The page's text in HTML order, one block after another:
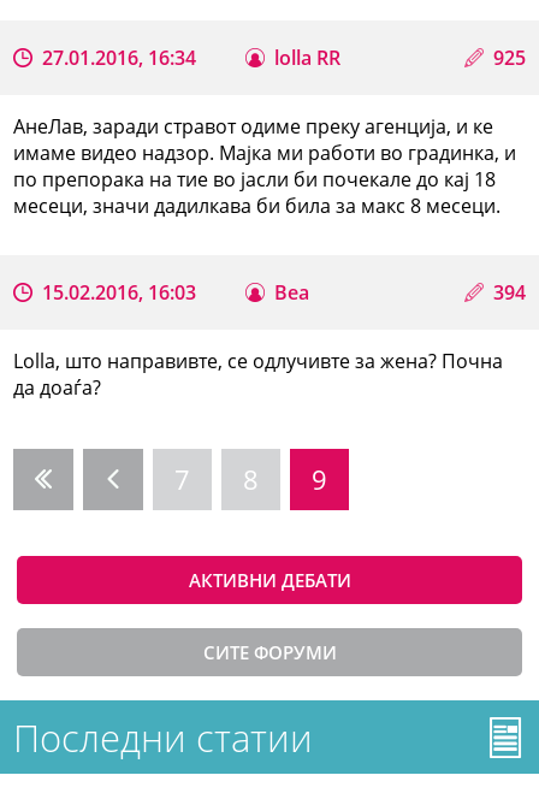
27.01.2016, 16:34 lolla RR 925
АнеЛав, заради стравот одиме преку агенција, и ке
имаме видео надзор. Мајка ми работи во градинка, и
по препорака на тие во јасли би почекале до кај 18
месеци, значи дадилкава би била за макс 8 месеци.
15.02.2016, 16:03 Bea 394
Lolla, што направивте, се одлучивте за жена? Почна
да доаѓа?
7 8 9
АКТИВНИ ДЕБАТИ
СИТЕ ФОРУМИ
Последни статии